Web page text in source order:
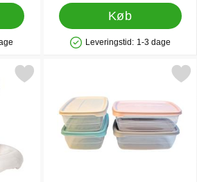
lager
Køb
Produkttilgængelighed: På lager
Leveringstid: 1-3 dage
10g som favoritMarkér madkasse